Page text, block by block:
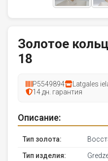
Золотое
18
P5549894 Latgales
14 дн. гарантия
Описание:
Тип золота:
Тип изделия: